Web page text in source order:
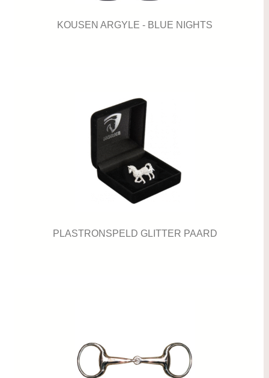
KOUSEN ARGYLE - BLUE NIGHTS
PLASTRONSPELD GLITTER PAARD